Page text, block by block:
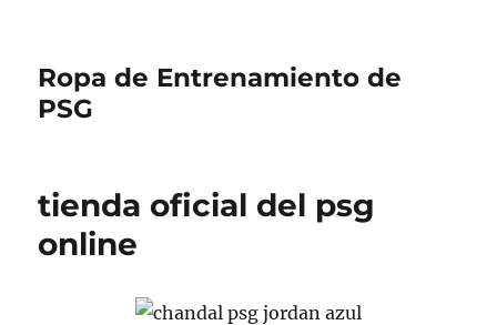
Ropa de Entrenamiento de
PSG
tienda oficial del psg
online